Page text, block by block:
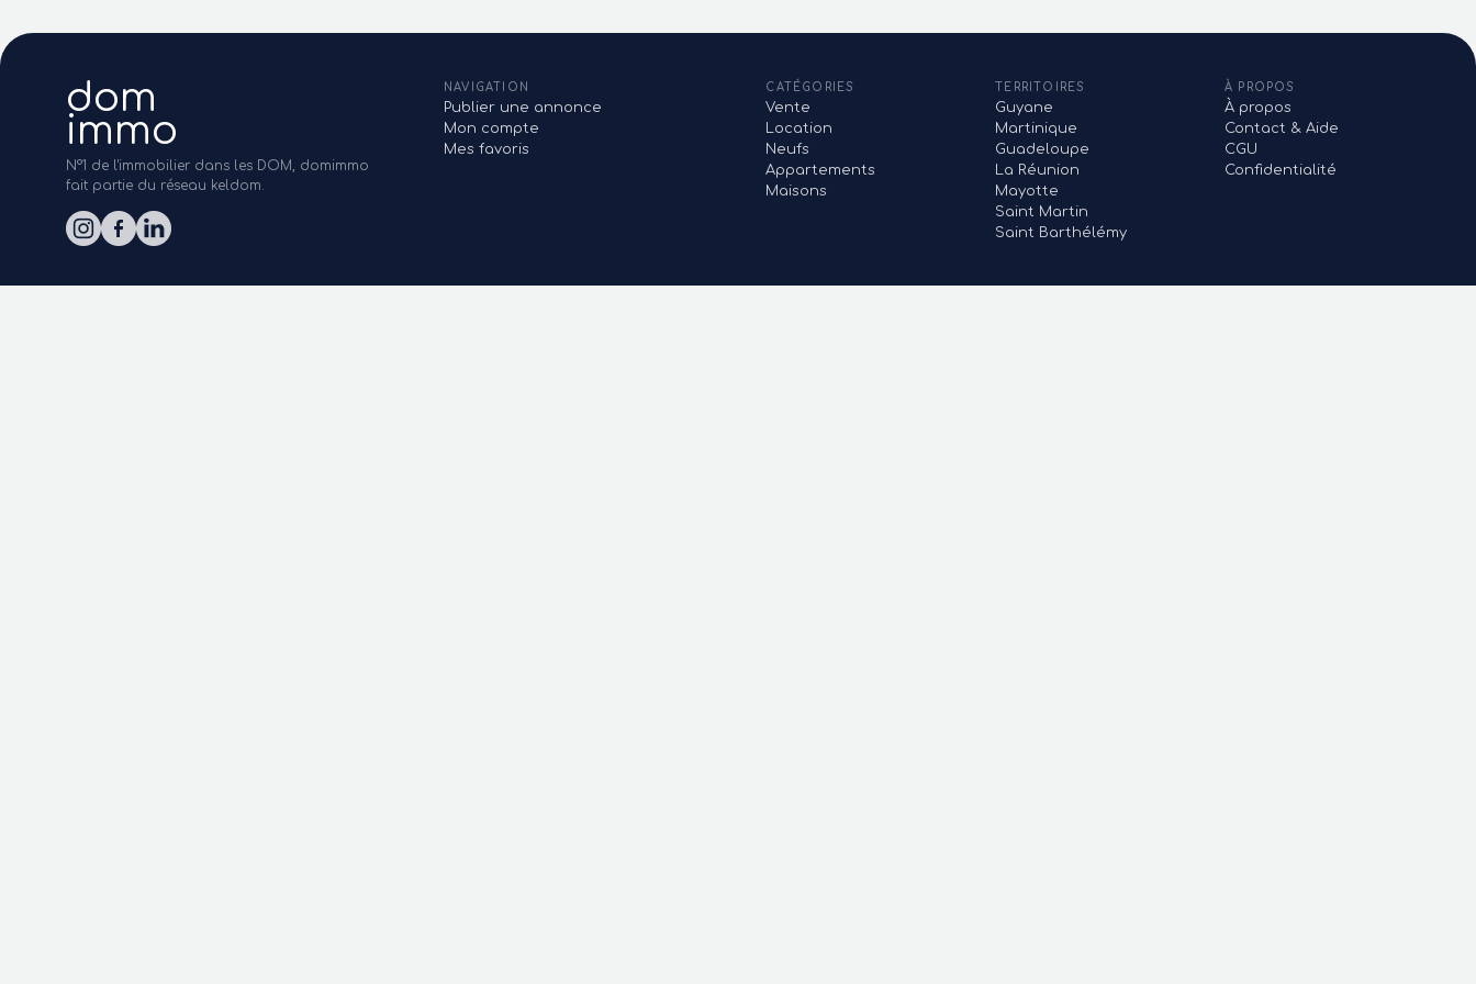
dom
immo
N°1 de l'immobilier dans les DOM, domimmo
fait partie du réseau keldom.
NAVIGATION
Publier une annonce
Mon compte
Mes favoris
CATÉGORIES
Vente
Location
Neufs
Appartements
Maisons
TERRITOIRES
Guyane
Martinique
Guadeloupe
La Réunion
Mayotte
Saint Martin
Saint Barthélémy
À PROPOS
À propos
Contact & Aide
CGU
Confidentialité